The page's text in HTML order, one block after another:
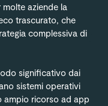
aziende la
trascurato, che
complessiva di
significativo dai
sistemi operativi
ampio ricorso ad app